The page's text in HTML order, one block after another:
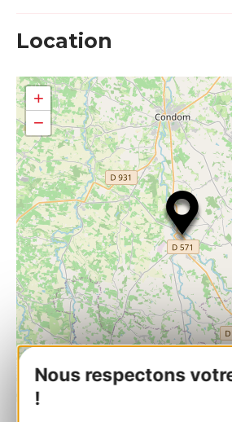
Nous respectons
!
Location
+
−